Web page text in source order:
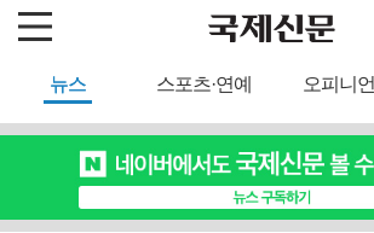
뉴스 스포츠·연예 오피니언